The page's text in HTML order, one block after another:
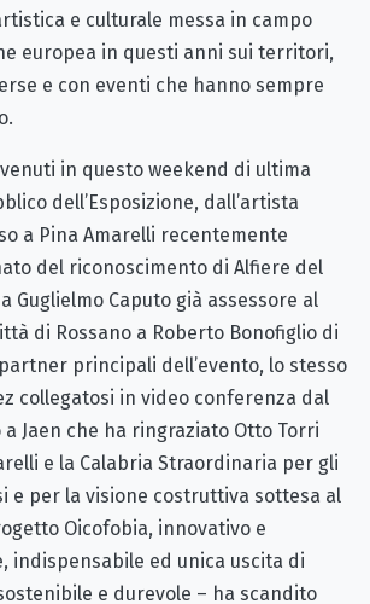
e culturale messa in campo
europea in questi anni sui territori,
e con eventi che hanno sempre
in questo weekend di ultima
dell’Esposizione, dall’artista
a Pina Amarelli recentemente
del riconoscimento di Alfiere del
Guglielmo Caputo già assessore al
di Rossano a Roberto Bonofiglio di
principali dell’evento, lo stesso
collegatosi in video conferenza dal
Jaen che ha ringraziato Otto Torri
e la Calabria Straordinaria per gli
e per la visione costruttiva sottesa al
Oicofobia, innovativo e
indispensabile ed unica uscita di
e durevole – ha scandito